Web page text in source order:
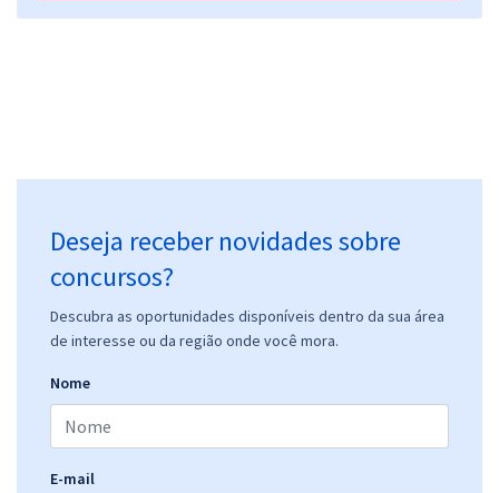
Deseja receber novidades sobre
concursos?
Descubra as oportunidades disponíveis dentro da sua área
de interesse ou da região onde você mora.
Nome
E-mail